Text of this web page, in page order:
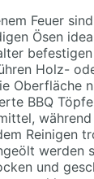
Feuer
Ösen
befestigen
Holz-
Oberfläche
BBQ
Reinigen
werden
und